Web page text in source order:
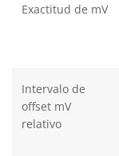
Exactitud de mV
Intervalo de
offset mV
relativo